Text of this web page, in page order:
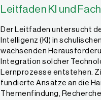
Leitfaden KI und
Der Leitfaden untersucht
Intelligenz (KI) in
wachsenden
Integration solcher
Lernprozesse entstehen.
fundierte Ansätze an die
Themenfindung,